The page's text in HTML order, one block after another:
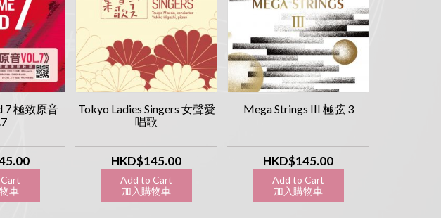
7 極致原音
車
Tokyo Ladies Singers 女聲愛
唱歌
HKD$145.00
Add to Cart
加入購物車
Mega Strings III 極弦 3
HKD$145.00
Add to Cart
加入購物車